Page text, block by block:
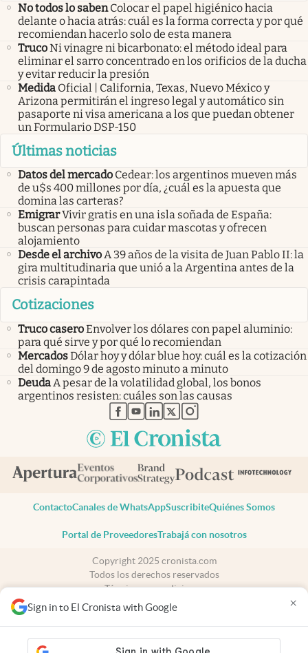
Sign in to El Cronista with Google ×
No todos lo saben Colocar el papel higiénico hacia
delante o hacia atrás: cuál es la forma correcta y por qué
recomiendan hacerlo solo de esta manera
TrucoNi vinagre ni bicarbonato: el método ideal para
eliminar el sarro concentrado en los orificios de la ducha
y evitar reducir la presión
Medida Oficial | California, Texas, Nuevo México y
Arizona permitirán el ingreso legal y automático sin
pasaporte ni visa americana a los que puedan obtener
un Formulario DSP-150
Últimas noticias
Datos del mercado Cedear: los argentinos mueven más
de u$s 400 millones por día, ¿cuál es la apuesta que
domina las carteras?
EmigrarVivir gratis en una isla soñada de España:
buscan personas para cuidar mascotas y ofrecen
alojamiento
Desde el archivoA 39 años de la visita de Juan Pablo II: la
gira multitudinaria que unió a la Argentina antes de la
crisis carapintada
Cotizaciones
Truco caseroEnvolver los dólares con papel aluminio:
para qué sirve y por qué lo recomiendan
MercadosDólar hoy y dólar blue hoy: cuál es la cotización
del domingo 9 de agosto minuto a minuto
Deuda A pesar de la volatilidad global, los bonos
argentinos resisten: cuáles son las causas
abre en nueva pestaña
abre en nueva pestaña
abre en nueva pestaña
abre en nueva pestaña
abre en nueva pestaña
ContactoCanales de WhatsAppSuscribiteQuiénes Somos
Portal de ProveedoresTrabajá con nosotros
Copyright 2025 cronista.com
Todos los derechos reservados
Términos y condiciones
Privacidad
Consentimiento